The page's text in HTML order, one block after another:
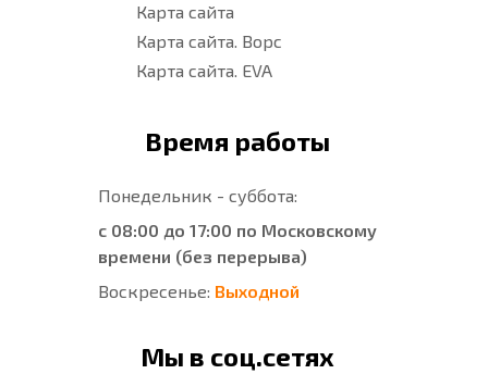
Карта сайта
Карта сайта. Ворс
Карта сайта. EVA
Время работы
Понедельник - суббота:
с 08:00 до 17:00 по Московскому
времени (без перерыва)
Воскресенье: Выходной
Мы в соц.сетях